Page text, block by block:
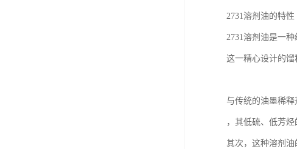
2731溶剂油的特性
2731溶剂油是一
这一精心设计的馏
与传统的油墨稀释
，其低硫、低芳
其次，这种溶剂油